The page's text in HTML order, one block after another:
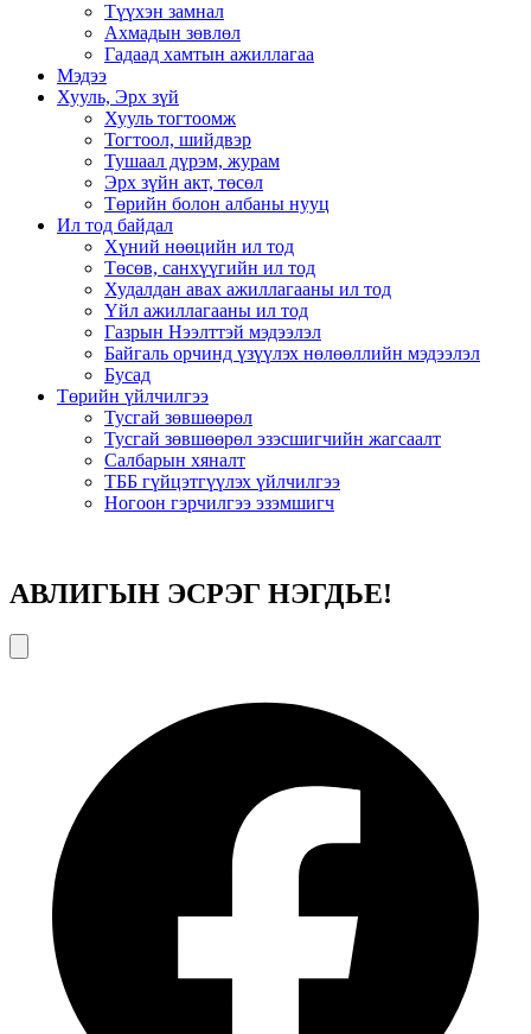
Түүхэн замнал
Ахмадын зөвлөл
Гадаад хамтын ажиллагаа
Мэдээ
Хууль, Эрх зүй
Хууль тогтоомж
Тогтоол, шийдвэр
Тушаал дүрэм, журам
Эрх зүйн акт, төсөл
Төрийн болон албаны нууц
Ил тод байдал
Хүний нөөцийн ил тод
Төсөв, санхүүгийн ил тод
Худалдан авах ажиллагааны ил тод
Үйл ажиллагааны ил тод
Газрын Нээлттэй мэдээлэл
Байгаль орчинд үзүүлэх нөлөөллийн мэдээлэл
Бусад
Төрийн үйлчилгээ
Тусгай зөвшөөрөл
Тусгай зөвшөөрөл эзэсшигчийн жагсаалт
Салбарын хяналт
ТББ гүйцэтгүүлэх үйлчилгээ
Ногоон гэрчилгээ эзэмшигч
АВЛИГЫН ЭСРЭГ НЭГДЬЕ!